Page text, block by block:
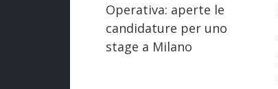
Operativa: aperte le
candidature per uno
stage a Milano